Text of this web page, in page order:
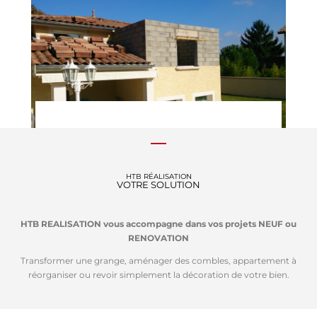
RÉNOVATION HAUT DE GAMME
HTB RÉALISATION
VOTRE SOLUTION
HTB REALISATION vous accompagne dans vos projets NEUF ou
RENOVATION
Transformer une grange, aménager des combles, appartement à
réorganiser ou revoir simplement la décoration de votre bien.